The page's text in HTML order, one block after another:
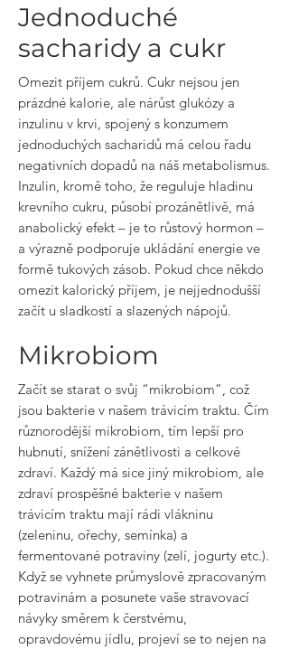
Jednoduché
sacharidy a cukr
Omezit příjem cukrů. Cukr nejsou jen
prázdné kalorie, ale nárůst glukózy a
inzulinu v krvi, spojený s konzumem
jednoduchých sacharidů má celou řadu
negativních dopadů na náš metabolismus.
Inzulin, kromě toho, že reguluje hladinu
krevního cukru, působí prozánětlivě, má
anabolický efekt – je to růstový hormon –
a výrazně podporuje ukládání energie ve
formě tukových zásob. Pokud chce někdo
omezit kalorický příjem, je nejjednodušší
začít u sladkostí a slazených nápojů.
Mikrobiom
Začít se starat o svůj “mikrobiom”, což
jsou bakterie v našem trávicím traktu. Čím
různorodější mikrobiom, tím lepší pro
hubnutí, snížení zánětlivosti a celkové
zdraví. Každý má sice jiný mikrobiom, ale
zdraví prospěšné bakterie v našem
trávicím traktu mají rádi vlákninu
(zeleninu, ořechy, semínka) a
fermentované potraviny (zelí, jogurty etc.).
Když se vyhnete průmyslově zpracovaným
potravinám a posunete vaše stravovací
návyky směrem k čerstvému,
opravdovému jídlu, projeví se to nejen na